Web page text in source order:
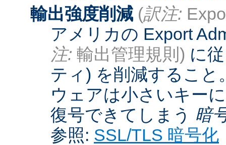
輸出強度削減 (訳注:
アメリカの Export
注: 輸出管理規則) に
ティ) を削減すること
ウェアは小さいキー
復号できてしまう 暗
参照: SSL/TLS 暗号化